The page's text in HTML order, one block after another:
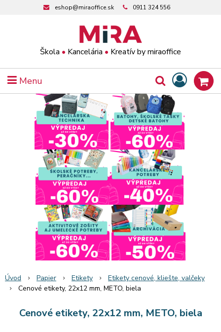
Škola • Kancelária • Kreatív by miraoffice
eshop@miraoffice.sk 0911 324 556
Menu
Úvod Papier Etikety
Etikety cenové, kliešte, valčeky
Cenové etikety, 22x12 mm, METO, biela
Cenové etikety, 22x12 mm, METO, biela